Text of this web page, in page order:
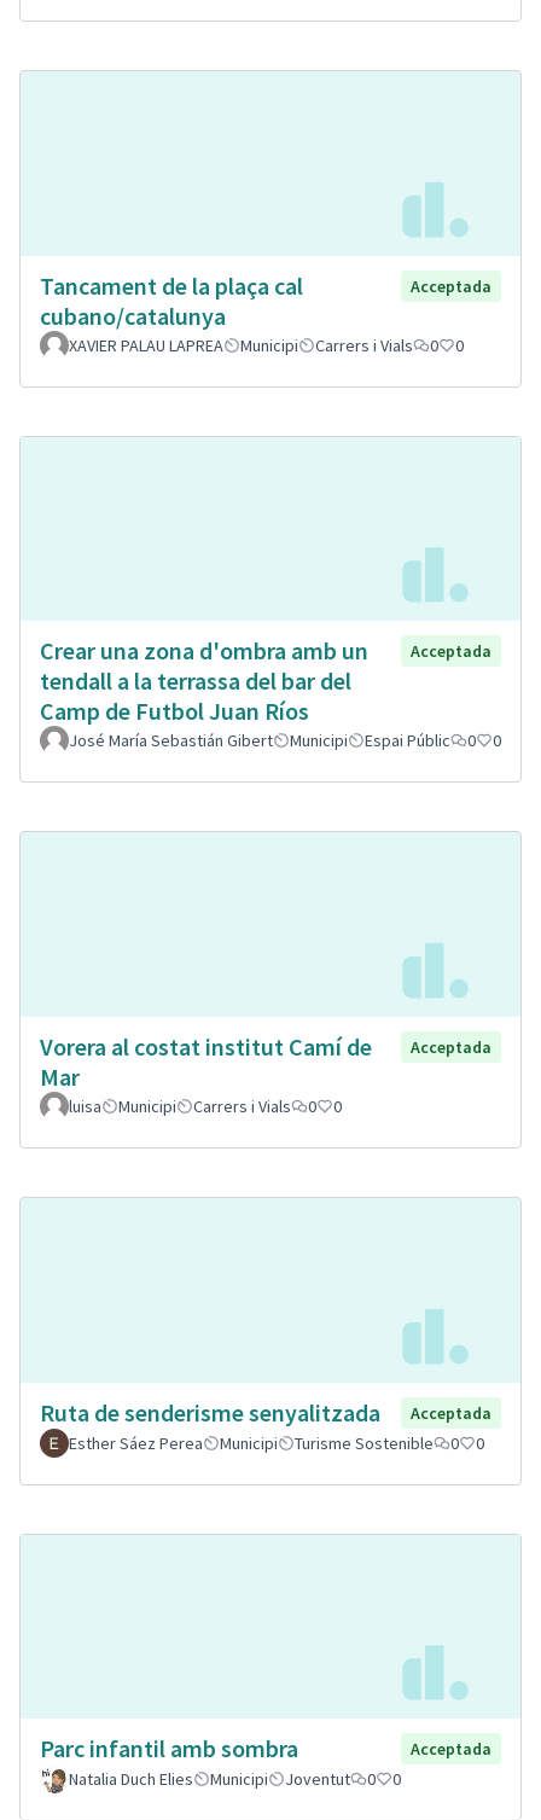
Tancament de la plaça cal
cubano/catalunya
Acceptada
XAVIER PALAU LAPREA Municipi Carrers i Vials 0 0
Crear una zona d'ombra amb un
tendall a la terrassa del bar del
Camp de Futbol Juan Ríos
Acceptada
José María Sebastián Gibert Municipi Espai Públic 0 0
Vorera al costat institut Camí de
Mar
Acceptada
luisa Municipi Carrers i Vials 0 0
Ruta de senderisme senyalitzada
Acceptada
Esther Sáez Perea
Municipi Turisme Sostenible 0 0
Parc infantil amb sombra
Acceptada
Natalia Duch Elies
Municipi Joventut 0 0